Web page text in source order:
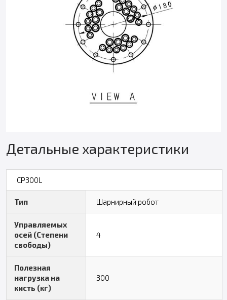
Детальные характеристики
CP300L
Тип Шарнирный робот
Управляемых
осей (Степени
свободы)
4
Полезная
нагрузка на
кисть (кг)
300